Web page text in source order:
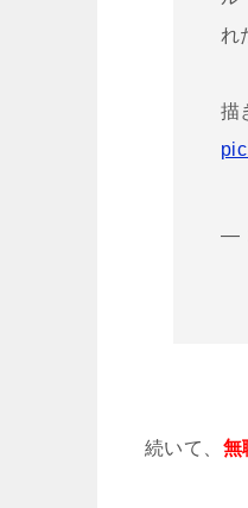
れ
描
—
続いて、 無